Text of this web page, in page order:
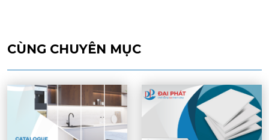
CÙNG CHUYÊN MỤC